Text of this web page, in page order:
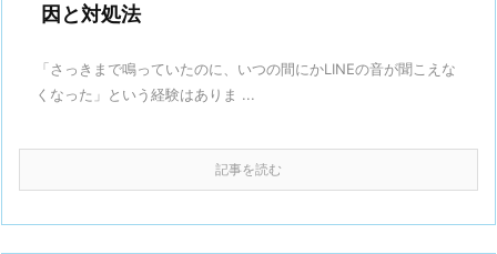
因と対処法
「さっきまで鳴っていたのに、いつの間にかLINEの音が聞こえな
くなった」という経験はありま ...
記事を読む